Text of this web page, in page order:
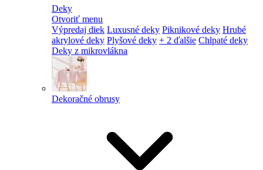
Deky
Otvoriť menu
Výpredaj diek Luxusné deky Piknikové deky Hrubé
akrylové deky Plyšové deky + 2 ďalšie Chlpaté deky
Deky z mikrovlákna
Dekoračné obrusy